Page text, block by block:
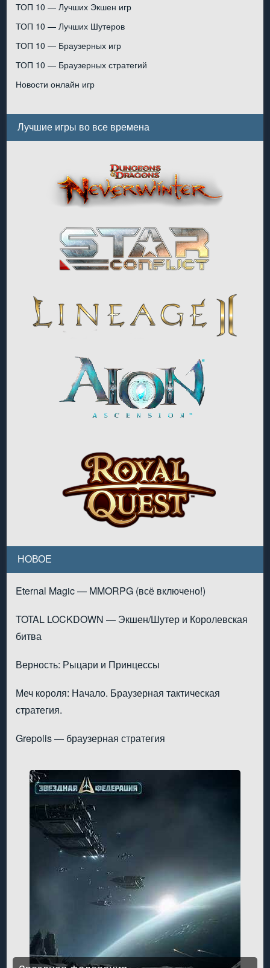
ТОП 10 — Лучших Экшен игр
ТОП 10 — Лучших Шутеров
ТОП 10 — Браузерных игр
ТОП 10 — Браузерных стратегий
Новости онлайн игр
Лучшие игры во все времена
НОВОЕ
Eternal Magic — MMORPG (всё включено!)
TOTAL LOCKDOWN — Экшен/Шутер и Королевская
битва
Верность: Рыцари и Принцессы
Меч короля: Начало. Браузерная тактическая
стратегия.
Grepolis — браузерная стратегия